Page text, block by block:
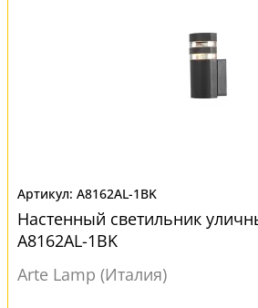
A8162AL-1BK
Настенный светильник
A8162AL-1BK
Arte Lamp (Италия)